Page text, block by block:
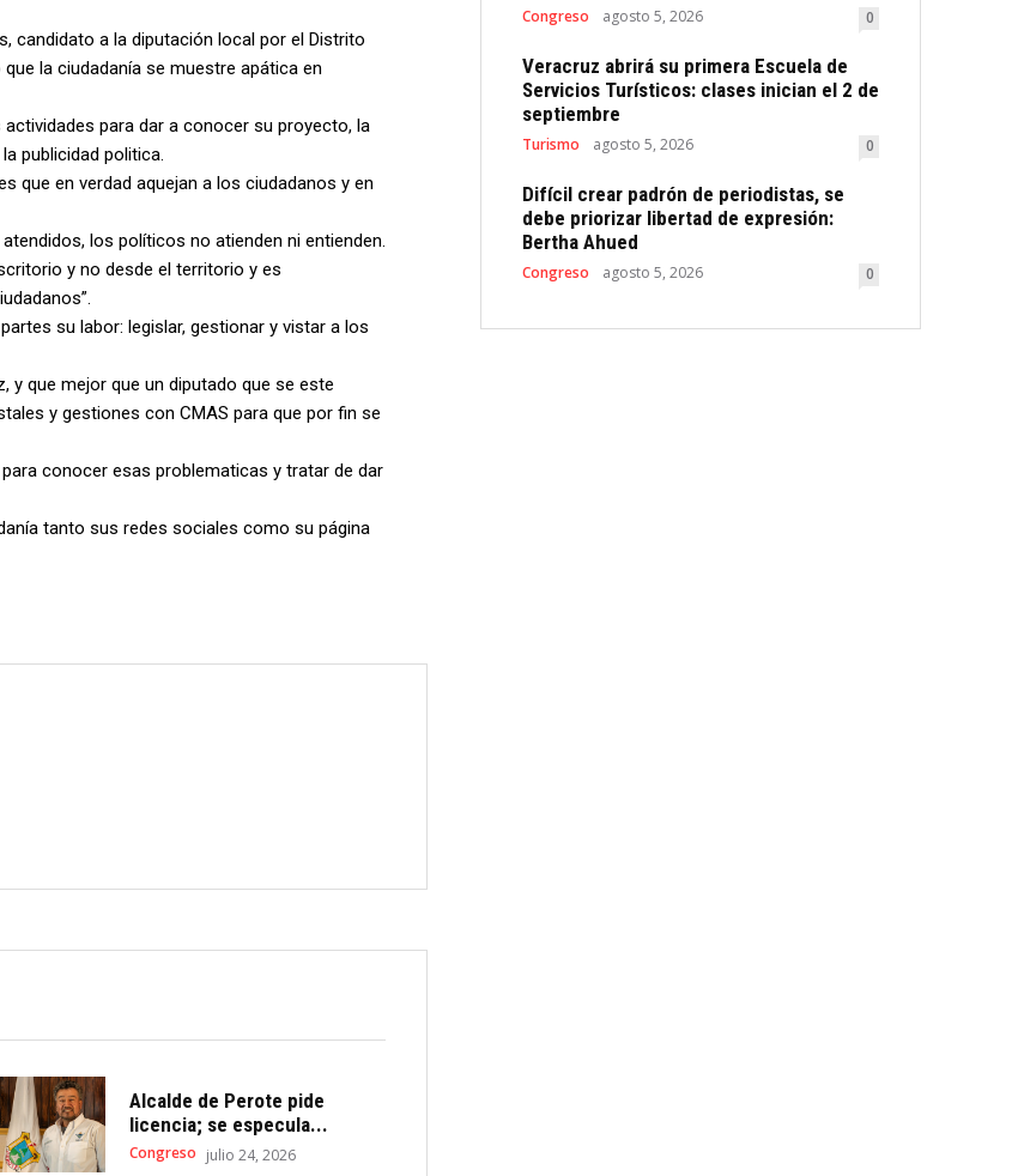
candidato a la diputación local por el Distrito
la ciudadanía se muestre apática en
para dar a conocer su proyecto, la
publicidad politica.
que en verdad aquejan a los ciudadanos y en
los políticos no atienden ni entienden.
y no desde el territorio y es
su labor: legislar, gestionar y vistar a los
y que mejor que un diputado que se este
y gestiones con CMAS para que por fin se
conocer esas problematicas y tratar de dar
tanto sus redes sociales como su página
Alcalde de Perote pide
licencia; se especula...
Congreso julio 24, 2026
Congreso agosto 5, 2026 0
Veracruz abrirá su primera Escuela de
Servicios Turísticos: clases inician el 2 de
septiembre
Turismo agosto 5, 2026 0
Difícil crear padrón de periodistas, se
debe priorizar libertad de expresión:
Bertha Ahued
Congreso agosto 5, 2026 0